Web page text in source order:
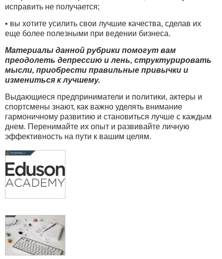
исправить не получается;
• вы хотите усилить свои лучшие качества, сделав их
еще более полезными при ведении бизнеса.
Материалы данной рубрики помогут вам
преодолеть депрессию и лень, структурировать
мысли, приобрести правильные привычки и
измениться к лучшему.
Выдающиеся предприниматели и политики, актеры и
спортсмены знают, как важно уделять внимание
гармоничному развитию и становиться лучше с каждым
днем. Перенимайте их опыт и развивайте личную
эффективность на пути к вашим целям.